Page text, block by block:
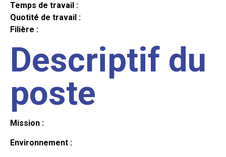
Temps de travail :
Quotité de travail :
Filière :
Descriptif du
poste
Mission :
Environnement :